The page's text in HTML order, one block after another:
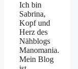
Ich bin
Sabrina,
Kopf und
Herz des
Nähblogs
Manomania.
Mein Blog